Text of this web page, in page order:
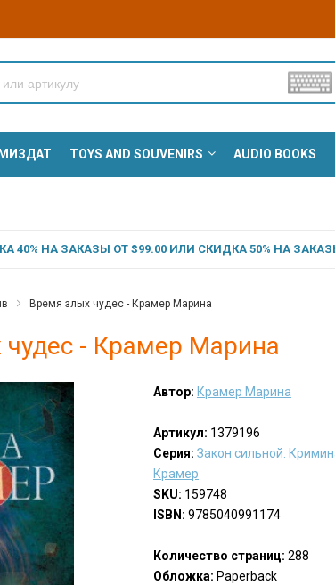
TOYS AND SOUVENIRS AUDIO BOOKS
НА ЗАКАЗЫ ОТ $99.00 ИЛИ СКИДКА 50% НА
Время злых чудес - Крамер Марина
- Крамер Марина
Автор: Крамер Марина
Артикул: 1379196
Серия: Закон сильной.
Крамер
SKU: 159748
ISBN: 9785040991174
Количество страниц: 288
Обложка: Paperback